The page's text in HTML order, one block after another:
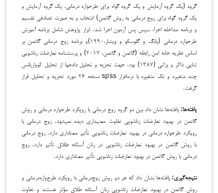
گروه (یک گروه آزمایش و یک گروه گواه برای طرح­واره درمانی، یک گروه آزمایش و
یک گروه گواه برای زوج درمانی به روش گاتمن) انتخاب و به صورت تصادفی تقسیم
و برنامه مداخله اجرا، سپس پس آزمون اجرا شد. ابزار پژوهش شامل برنامه آموزش
طرح­واره درمانی (یانگ و گلوسکو و ویشار،۱۹۹۰)و برنامه زوج درمانی گاتمن بر
اساس نظریه خانه امن رابطه (گاتمن و گاتمن، ۲۰۱۷) و
پرسشنامه تعارضات زناشویی
ثنایی ذاکر و براتی (۱۳۸۷) بود. جهت تجزیه و تحلیل داده­ها از تحلیل کوواریانس
چند متغیره و تک متغیره با نرم­افزار spss نسخه ۲۶ مورد تجزیه و تحلیل قرار
گرفت.
یافته‌ها:یافته‌ها نشان داد بین دو گروه زوج درمانی با رویکرد طرح­واره درمانی و روش
گاتمن در بهبود تعارضات زناشویی تفاوت معنی­داری دیده نمی­شود. زوج درمانی با
رویکرد طرح­واره درمانی در بهبود تعارضات زناشویی تأثیر معناداری دارد. زوج درمانی
با روش گاتمن در بهبود تعارضات زناشویی در زنان آستانه طلاق تأثیر دارد. زوج
درمانی با روش گاتمن در بهبود تعارضات زناشویی تأثیر معناداری دارد.
نتیجه‌گیری:یافته‌ها نشان داد که هر دو روش زوج‌درمانی با رویکرد طرح‌واره‌درمانی و
روش گاتمن در بهبود تعارضات زناشویی زنان آستانه طلاق مؤثر هستند و تفاوت